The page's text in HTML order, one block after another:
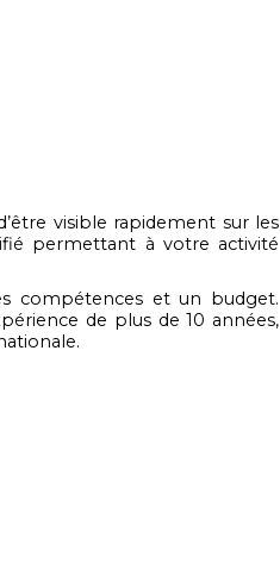
visible rapidement sur les
permettant à votre activité
compétences et un budget.
de plus de 10 années,